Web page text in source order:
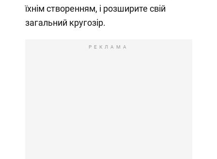
їхнім створенням, і розширите свій
загальний кругозір.
РЕКЛАМА